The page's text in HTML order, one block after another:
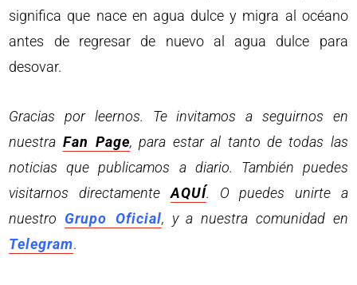
significa que nace en agua dulce y migra al océano
antes de regresar de nuevo al agua dulce para
desovar.
Gracias por leernos. Te invitamos a seguirnos en
nuestra Fan Page, para estar al tanto de todas las
noticias que publicamos a diario. También puedes
visitarnos directamenteAQUÍ. O puedes unirte a
nuestro Grupo Oficial, y a nuestra comunidad en
Telegram.